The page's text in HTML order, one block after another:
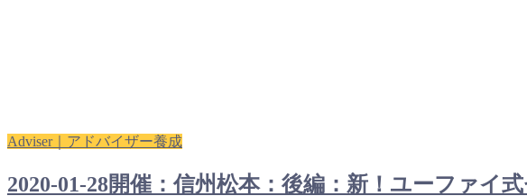
Adviser｜アドバイザー養成
2020-01-28開催：信州松本：後編：新！ユーファイ